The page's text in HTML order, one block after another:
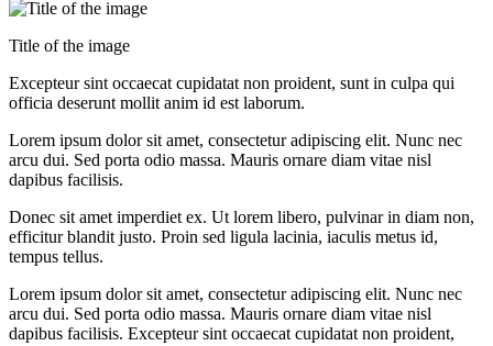
Title of the image
Excepteur sint occaecat cupidatat non proident, sunt in culpa qui
officia deserunt mollit anim id est laborum.
Lorem ipsum dolor sit amet, consectetur adipiscing elit. Nunc nec
arcu dui. Sed porta odio massa. Mauris ornare diam vitae nisl
dapibus facilisis.
Donec sit amet imperdiet ex. Ut lorem libero, pulvinar in diam non,
efficitur blandit justo. Proin sed ligula lacinia, iaculis metus id,
tempus tellus.
Lorem ipsum dolor sit amet, consectetur adipiscing elit. Nunc nec
arcu dui. Sed porta odio massa. Mauris ornare diam vitae nisl
dapibus facilisis. Excepteur sint occaecat cupidatat non proident,